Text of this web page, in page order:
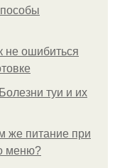
не ошибиться
туи и их
же питание при
меню?